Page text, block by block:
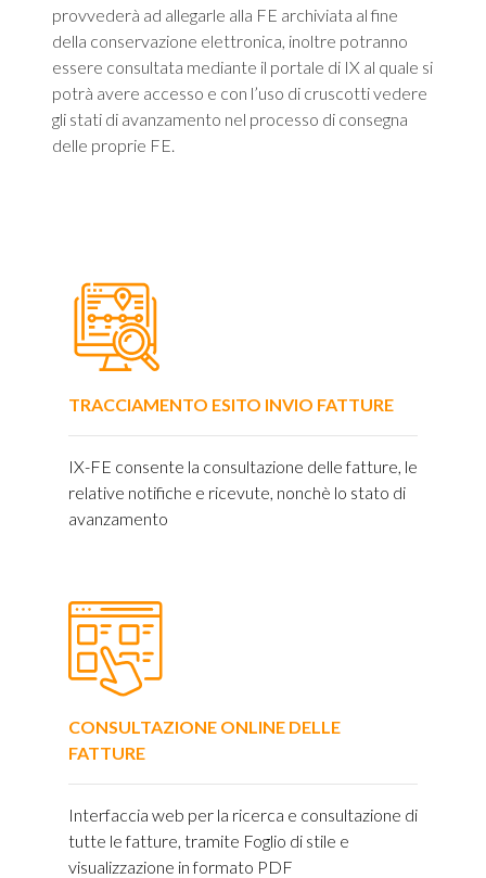
provvederà ad allegarle alla FE archiviata al fine
della conservazione elettronica, inoltre potranno
essere consultata mediante il portale di IX al quale si
potrà avere accesso e con l’uso di cruscotti vedere
gli stati di avanzamento nel processo di consegna
delle proprie FE.
TRACCIAMENTO ESITO INVIO FATTURE
IX-FE consente la consultazione delle fatture, le
relative notifiche e ricevute, nonchè lo stato di
avanzamento
CONSULTAZIONE ONLINE DELLE
FATTURE
Interfaccia web per la ricerca e consultazione di
tutte le fatture, tramite Foglio di stile e
visualizzazione in formato PDF